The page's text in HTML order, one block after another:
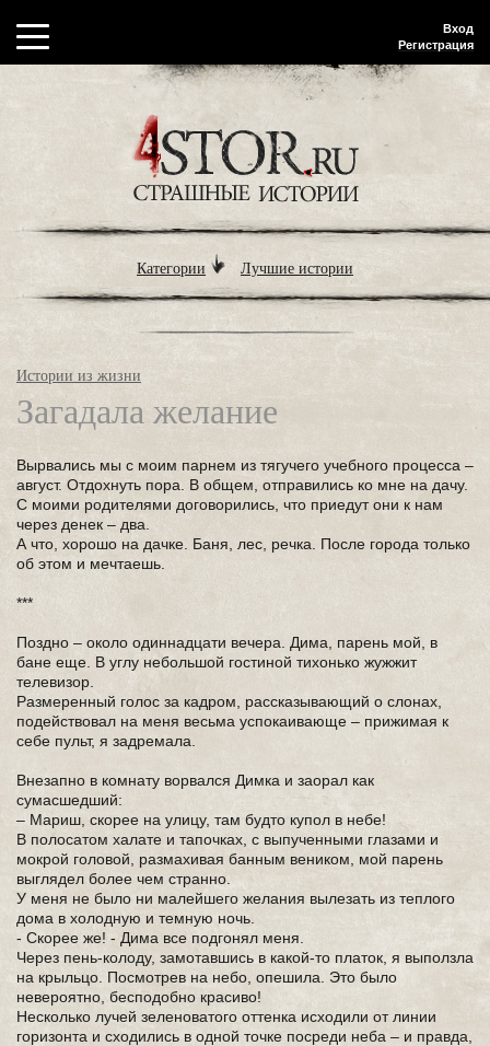
Вход
Регистрация
Категории Лучшие истории
Истории из жизни
Загадала желание
Вырвались мы с моим парнем из тягучего учебного процесса –
август. Отдохнуть пора. В общем, отправились ко мне на дачу.
С моими родителями договорились, что приедут они к нам
через денек – два.
А что, хорошо на дачке. Баня, лес, речка. После города только
об этом и мечтаешь.
***
Поздно – около одиннадцати вечера. Дима, парень мой, в
бане еще. В углу небольшой гостиной тихонько жужжит
телевизор.
Размеренный голос за кадром, рассказывающий о слонах,
подействовал на меня весьма успокаивающе – прижимая к
себе пульт, я задремала.
Внезапно в комнату ворвался Димка и заорал как
сумасшедший:
– Мариш, скорее на улицу, там будто купол в небе!
В полосатом халате и тапочках, с выпученными глазами и
мокрой головой, размахивая банным веником, мой парень
выглядел более чем странно.
У меня не было ни малейшего желания вылезать из теплого
дома в холодную и темную ночь.
- Скорее же! - Дима все подгонял меня.
Через пень-колоду, замотавшись в какой-то платок, я выползла
на крыльцо. Посмотрев на небо, опешила. Это было
невероятно, бесподобно красиво!
Несколько лучей зеленоватого оттенка исходили от линии
горизонта и сходились в одной точке посреди неба – и правда,